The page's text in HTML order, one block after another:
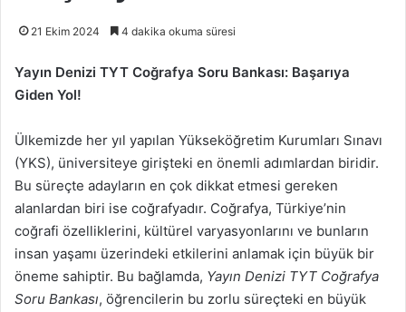
21 Ekim 2024 4 dakika okuma süresi
Yayın Denizi TYT Coğrafya Soru Bankası: Başarıya
Giden Yol!
Ülkemizde her yıl yapılan Yükseköğretim Kurumları Sınavı
(YKS), üniversiteye girişteki en önemli adımlardan biridir.
Bu süreçte adayların en çok dikkat etmesi gereken
alanlardan biri ise coğrafyadır. Coğrafya, Türkiye’nin
coğrafi özelliklerini, kültürel varyasyonlarını ve bunların
insan yaşamı üzerindeki etkilerini anlamak için büyük bir
öneme sahiptir. Bu bağlamda, Yayın Denizi TYT Coğrafya
Soru Bankası, öğrencilerin bu zorlu süreçteki en büyük